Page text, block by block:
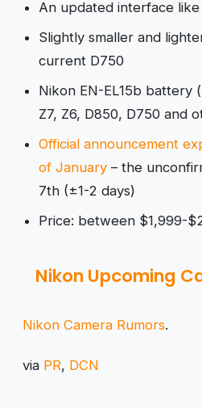
An updated interface
Slightly smaller and
current D750
Nikon EN-EL15b battery
Z7, Z6, D850, D750 and
Official announcement
of January – the
7th (±1-2 days)
Price: between $1,999-
Nikon Upcoming
Nikon Camera Rumors.
via PR, DCN